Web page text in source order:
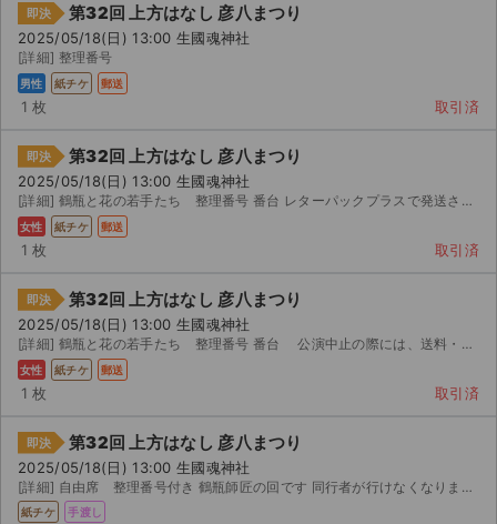
チケットジャム運営会社
チケットジャム利用規約
プライバシーポリシー
特定商取引法に基づく表記
公演登録依頼
不正転売禁止法について
チケットジャムの取り組み
音楽情報
即決 第32回 上方はなし 彦八まつり
2025/05/18(日) 13:00 生國魂神社
[詳細] 整理番号
男性 紙チケ 郵送
1 枚 取引済
即決 第32回 上方はなし 彦八まつり
2025/05/18(日) 13:00 生國魂神社
[詳細] 鶴瓶と花の若手たち 整理番号 番台 レターパックプラスで発送させていただく予定です。中止の際...
女性 紙チケ 郵送
1 枚 取引済
即決 第32回 上方はなし 彦八まつり
2025/05/18(日) 13:00 生國魂神社
[詳細] 鶴瓶と花の若手たち 整理番号 番台 公演中止の際には、送料・手数料を差し引いた金額を返金い...
女性 紙チケ 郵送
1 枚 取引済
即決 第32回 上方はなし 彦八まつり
2025/05/18(日) 13:00 生國魂神社
[詳細] 自由席 整理番号付き 鶴瓶師匠の回です 同行者が行けなくなりました 当日、あるいは前日、現...
紙チケ 手渡し